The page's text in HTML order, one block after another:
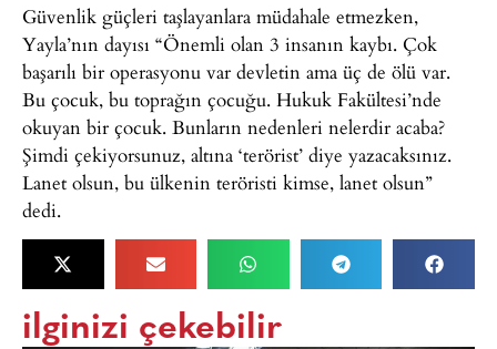
Güvenlik güçleri taşlayanlara müdahale etmezken,
Yayla’nın dayısı “Önemli olan 3 insanın kaybı. Çok
başarılı bir operasyonu var devletin ama üç de ölü var.
Bu çocuk, bu toprağın çocuğu. Hukuk Fakültesi’nde
okuyan bir çocuk. Bunların nedenleri nelerdir acaba?
Şimdi çekiyorsunuz, altına ‘terörist’ diye yazacaksınız.
Lanet olsun, bu ülkenin teröristi kimse, lanet olsun”
dedi.
ilginizi çekebilir